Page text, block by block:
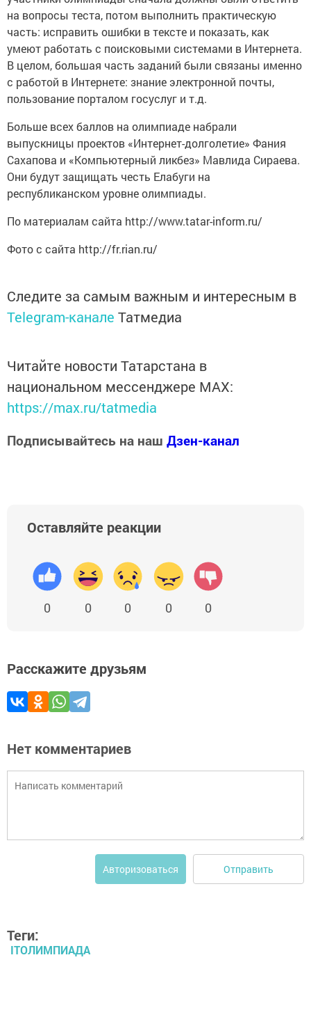
на вопросы теста, потом выполнить практическую
часть: исправить ошибки в тексте и показать, как
умеют работать с поисковыми системами в Интернета.
В целом, большая часть заданий были связаны именно
с работой в Интернете: знание электронной почты,
пользование порталом госуслуг и т.д.
Больше всех баллов на олимпиаде набрали
выпускницы проектов «Интернет-долголетие» Фания
Сахапова и «Компьютерный ликбез» Мавлида Сираева.
Они будут защищать честь Елабуги на
республиканском уровне олимпиады.
По материалам сайта http://www.tatar-inform.ru/
Фото с сайта http://fr.rian.ru/
Следите за самым важным и интересным в
Telegram-канале Татмедиа
Читайте новости Татарстана в
национальном мессенджере MАХ:
https://max.ru/tatmedia
Подписывайтесь на наш Дзен-канал
Оставляйте реакции
0 0 0 0 0
Расскажите друзьям
Нет комментариев
Авторизоваться Отправить
Теги:
ITОЛИМПИАДА